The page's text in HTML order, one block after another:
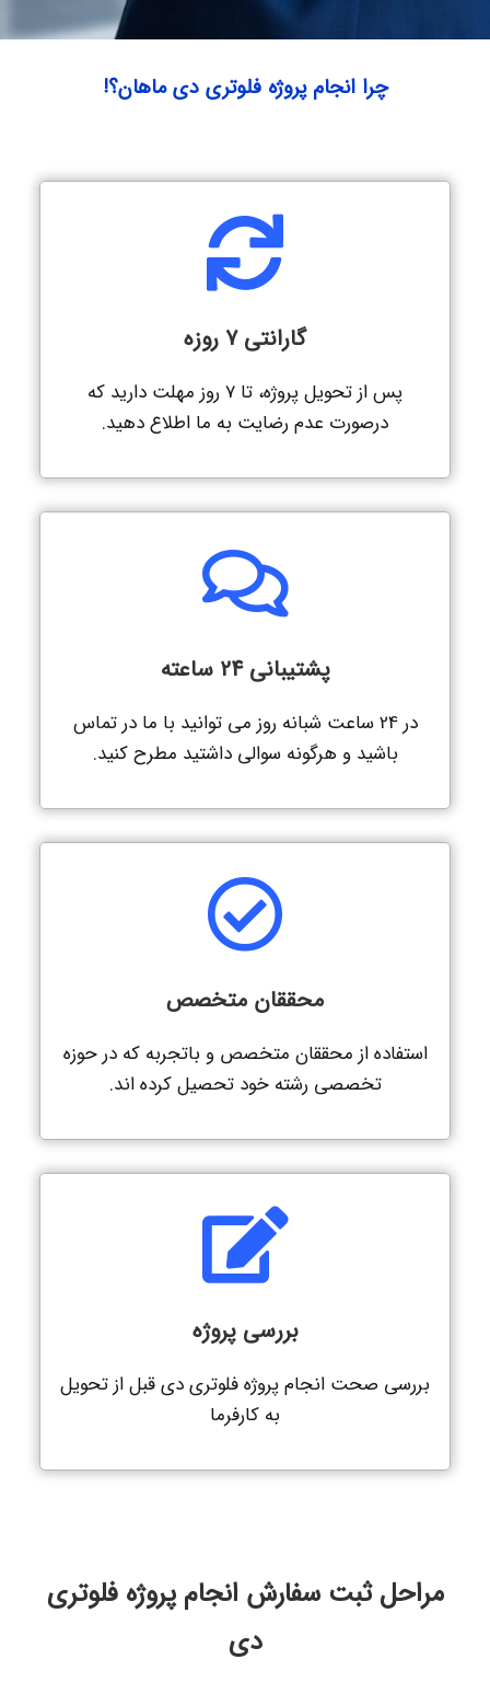
چرا انجام پروژه فلوتری دی ماهان؟!
گارانتی 7 روزه
پس از تحویل پروژه، تا 7 روز مهلت دارید که
درصورت عدم رضایت به ما اطلاع دهید.
پشتیبانی 24 ساعته
در 24 ساعت شبانه روز می توانید با ما در تماس
باشید و هرگونه سوالی داشتید مطرح کنید.
محققان متخصص
استفاده از محققان متخصص و باتجربه که در حوزه
تخصصی رشته خود تحصیل کرده اند.
بررسی پروژه
بررسی صحت انجام پروژه فلوتری دی قبل از تحویل
به کارفرما
مراحل ثبت سفارش انجام پروژه فلوتری
دی